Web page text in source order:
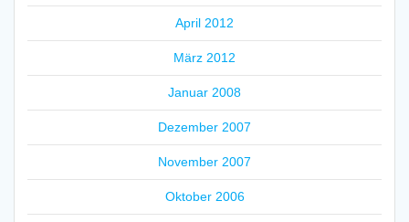
April 2012
März 2012
Januar 2008
Dezember 2007
November 2007
Oktober 2006